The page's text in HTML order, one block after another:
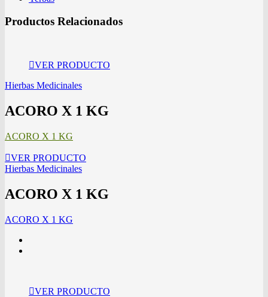
Productos Relacionados
VER PRODUCTO
Hierbas Medicinales
ACORO X 1 KG
ACORO X 1 KG
VER PRODUCTO
Hierbas Medicinales
ACORO X 1 KG
ACORO X 1 KG
VER PRODUCTO